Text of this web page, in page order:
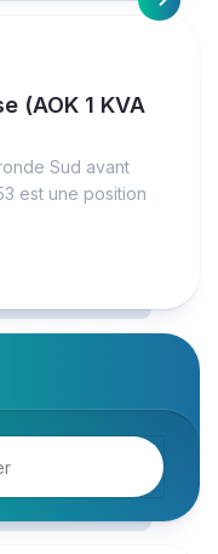
(AOK 1 KVA
Sud avant
est une position